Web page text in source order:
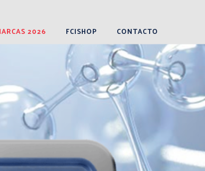
2026 FCISHOP CONTACTO